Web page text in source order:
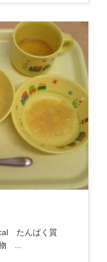
たんぱく質
...